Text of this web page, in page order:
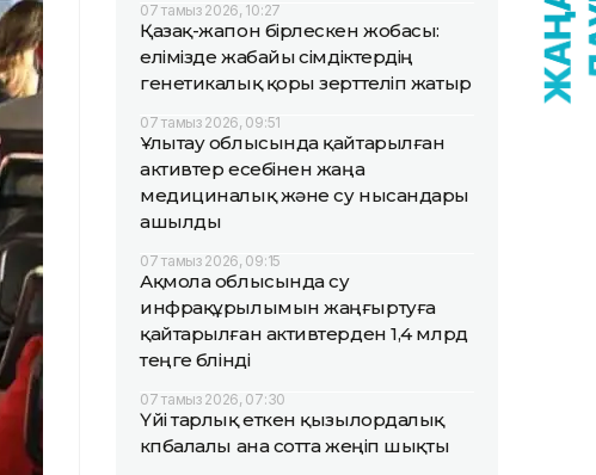
07 тамыз 2026, 10:27
Қазақ-жапон бірлескен жобасы:
елімізде жабайы өсімдіктердің
генетикалық қоры зерттеліп жатыр
07 тамыз 2026, 09:51
Ұлытау облысында қайтарылған
активтер есебінен жаңа
медициналық және су нысандары
ашылды
07 тамыз 2026, 09:15
Ақмола облысында су
инфрақұрылымын жаңғыртуға
қайтарылған активтерден 1,4 млрд
теңге бөлінді
07 тамыз 2026, 07:30
Үйі тарлық еткен қызылордалық
көпбалалы ана сотта жеңіп шықты